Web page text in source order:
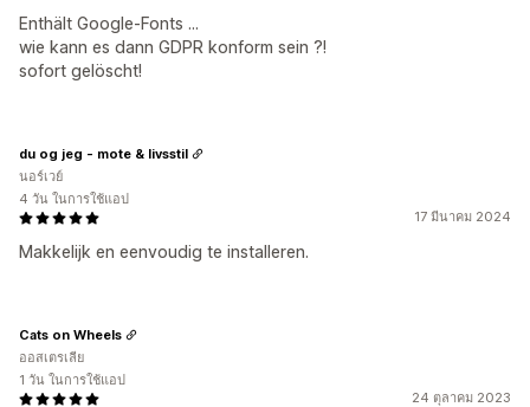
Enthält Google-Fonts ...
wie kann es dann GDPR konform sein ?!
sofort gelöscht!
17 มีนาคม 2024
Makkelijk en eenvoudig te installeren.
du og jeg - mote & livsstil
นอร์เวย์
4 วัน ในการใช้แอป
24 ตุลาคม 2023
Cats on Wheels
ออสเตรเลีย
1 วัน ในการใช้แอป